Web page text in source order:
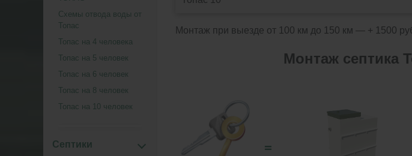
Схемы отвода воды от
Топас
Топас на 4 человека
Топас на 5 человек
Топас на 6 человек
Топас на 8 человек
Топас на 10 человек
Септики
Монтаж при выезде от 100 км до 150 км — + 1500
Монтаж септика
=